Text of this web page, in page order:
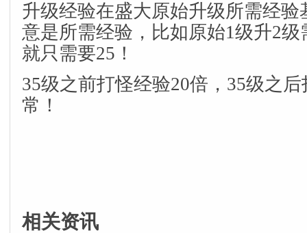
升级经验在盛大原始升级所需经验
意是所需经验，比如原始1级升2级
就只需要25！
35级之前打怪经验20倍，35级之
常！
相关资讯